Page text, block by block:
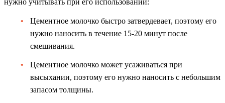
Цементное молочко быстро затвердевает, поэтому его
нужно наносить в течение 15-20 минут после
смешивания.
Цементное молочко может усаживаться при
высыхании, поэтому его нужно наносить с небольшим
запасом толщины.